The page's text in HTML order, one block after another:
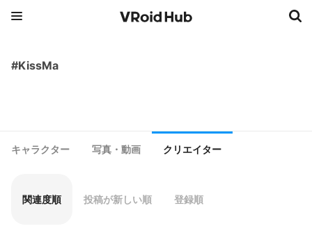
#KissMa
キャラクター 写真・動画 クリエイター
関連度順 投稿が新しい順 登録順